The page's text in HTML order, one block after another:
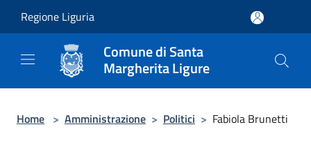
Regione Liguria
Comune di Santa
Margherita Ligure
Home > Amministrazione > Politici > Fabiola Brunetti